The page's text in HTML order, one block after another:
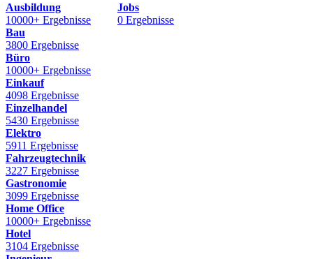
Ausbildung
10000+ Ergebnisse
Bau
3800 Ergebnisse
Büro
10000+ Ergebnisse
Einkauf
4098 Ergebnisse
Einzelhandel
5430 Ergebnisse
Elektro
5911 Ergebnisse
Fahrzeugtechnik
3227 Ergebnisse
Gastronomie
3099 Ergebnisse
Home Office
10000+ Ergebnisse
Hotel
3104 Ergebnisse
Jobs
0 Ergebnisse